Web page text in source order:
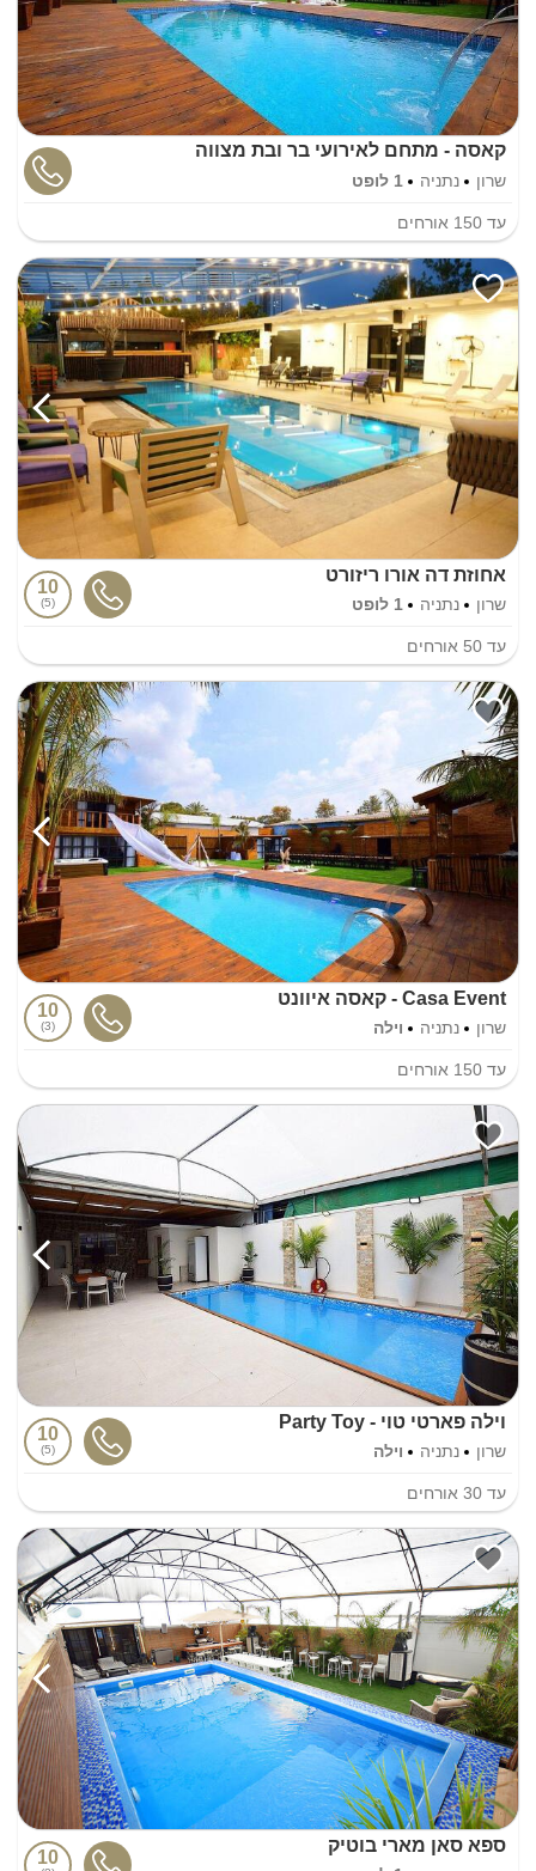
קאסה - מתחם לאירועי בר ובת מצווה
שרון נתניה 1 לופט
עד 150 אורחים
אחוזת דה אורו ריזורט
שרון נתניה 1 לופט
10
5
עד 50 אורחים
Casa Event - קאסה איוונט
שרון נתניה וילה
10
3
עד 150 אורחים
וילה פארטי טוי - Party Toy
שרון נתניה וילה
10
5
עד 30 אורחים
ספא סאן מארי בוטיק
10